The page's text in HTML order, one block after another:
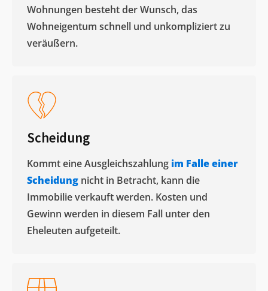
Wohnungen besteht der Wunsch, das
Wohneigentum schnell und unkompliziert zu
veräußern. ​
Scheidung
Kommt eine Ausgleichszahlung im Falle einer
Scheidung nicht in Betracht, kann die
Immobilie verkauft werden. Kosten und
Gewinn werden in diesem Fall unter den
Eheleuten aufgeteilt.​